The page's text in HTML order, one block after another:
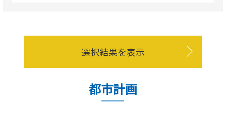
選択結果を表示
都市計画